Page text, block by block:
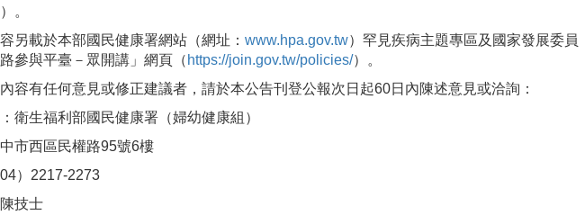
。
容另載於本部國民健康署網站（網址：www.hpa.gov.tw）罕見疾病主題專區及國家發展委員
參與平臺－眾開講」網頁（ https://join.gov.tw/policies/）。
容有任何意見或修正建議者，請於本公告刊登公報次日起60日內陳述意見或洽詢：
衛生福利部國民健康署（婦幼健康組）
中市西區民權路95號6樓
）2217-2273
技士